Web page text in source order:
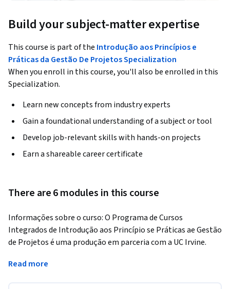
Build your subject-matter expertise
This course is part of the Introdução aos Princípios e
Práticas da Gestão De Projetos Specialization
When you enroll in this course, you'll also be enrolled in this
Specialization.
Learn new concepts from industry experts
Gain a foundational understanding of a subject or tool
Develop job-relevant skills with hands-on projects
Earn a shareable career certificate
There are 6 modules in this course
Informações sobre o curso: O Programa de Cursos
Integrados de Introdução aos Princípio se Práticas ae Gestão
de Projetos é uma produção em parceria com a UC Irvine.
Projetos bem-sucedidos exigem um planejamento
Read more